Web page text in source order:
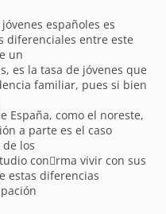
españoles es
diferenciales entre este
un
es la tasa de jóvenes que
familiar, pues si bien
España, como el noreste,
a parte es el caso
los
con􀁽rma vivir con sus
estas diferencias